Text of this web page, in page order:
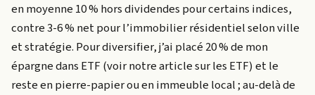
en moyenne 10 % hors dividendes pour certains indices,
contre 3-6 % net pour l’immobilier résidentiel selon ville
et stratégie. Pour diversifier, j’ai placé 20 % de mon
épargne dans ETF (voir notre article sur les ETF) et le
reste en pierre-papier ou en immeuble local ; au-delà de